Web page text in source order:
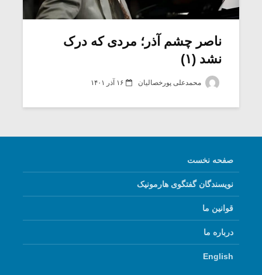
ناصر چشم آذر؛ مردی که درک
نشد (۱)
محمدعلی پورخصالیان ۱۶ آذر ۱۴۰۱
صفحه نخست
نویسندگان گفتگوی هارمونیک
قوانین ما
درباره ما
English
میکلوش روژا موریس ژار